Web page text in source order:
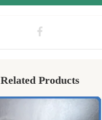
Tessuto in neoprene elastico
Tessuto in neoprene elastico
Related Products